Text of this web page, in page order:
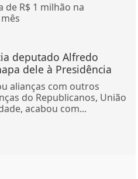
de R$ 1 milhão na
deputado Alfredo
dele à Presidência
alianças com outros
do Republicanos, União
acabou com...